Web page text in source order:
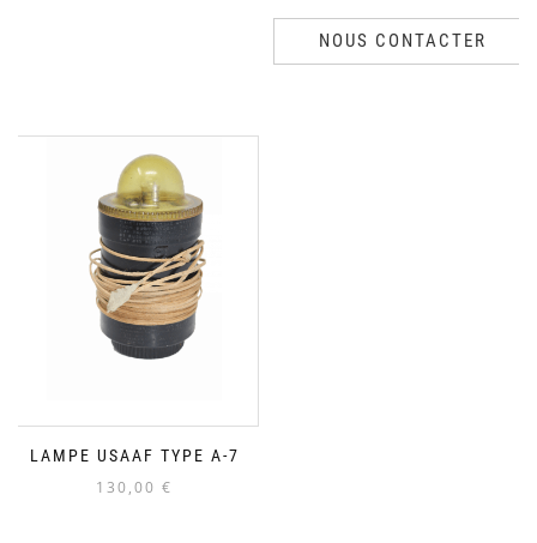
NOUS CONTACTER
LAMPE USAAF TYPE A-7
130,00 €